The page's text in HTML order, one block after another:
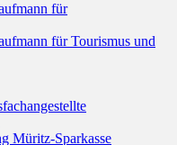
für
für Tourismus und
Müritz-Sparkasse